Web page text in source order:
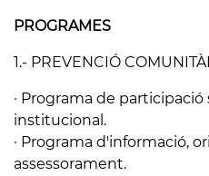
PROGRAMES
1.- PREVENCIÓ
· Programa de
institucional.
· Programa d'informació,
assessorament.